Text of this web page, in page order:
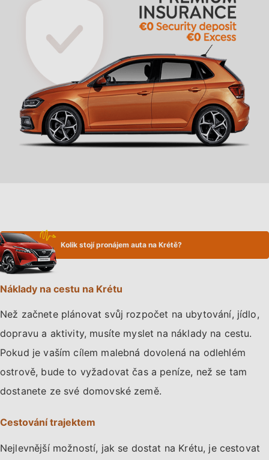
Kolik stojí pronájem auta na Krétě?
Náklady na cestu na Krétu
Než začnete plánovat svůj rozpočet na ubytování, jídlo,
dopravu a aktivity, musíte myslet na náklady na cestu.
Pokud je vaším cílem malebná dovolená na odlehlém
ostrově, bude to vyžadovat čas a peníze, než se tam
dostanete ze své domovské země.
Cestování trajektem
Nejlevnější možností, jak se dostat na Krétu, je cestovat